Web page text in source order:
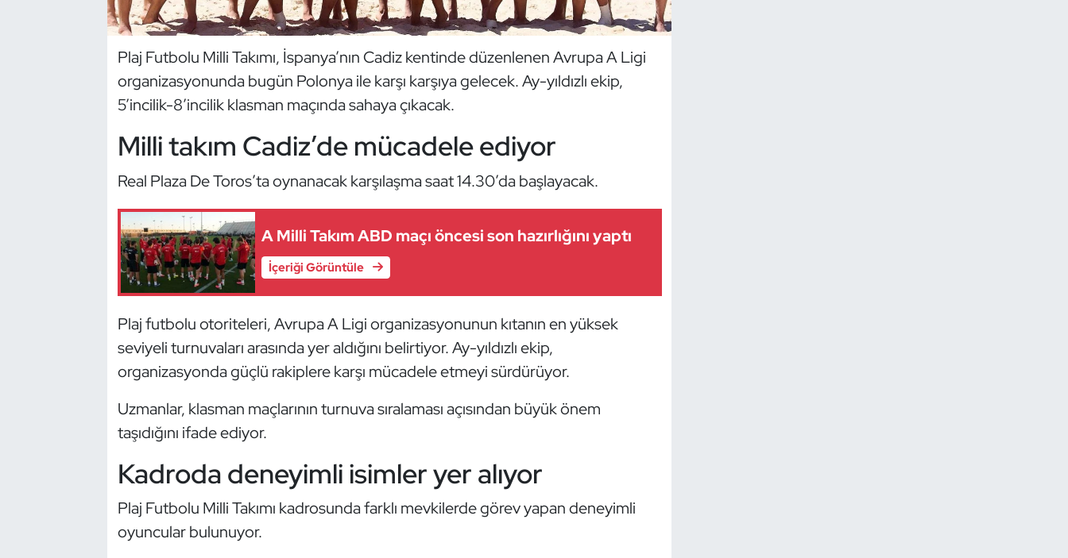
Plaj Futbolu Milli Takımı, İspanya’nın Cadiz kentinde düzenlenen Avrupa A Ligi
organizasyonunda bugün Polonya ile karşı karşıya gelecek. Ay-yıldızlı ekip,
5’incilik-8’incilik klasman maçında sahaya çıkacak.
Milli takım Cadiz’de mücadele ediyor
Real Plaza De Toros’ta oynanacak karşılaşma saat 14.30’da başlayacak.
A Milli Takım ABD maçı öncesi son hazırlığını yaptı
İçeriği Görüntüle
Plaj futbolu otoriteleri, Avrupa A Ligi organizasyonunun kıtanın en yüksek
seviyeli turnuvaları arasında yer aldığını belirtiyor. Ay-yıldızlı ekip,
organizasyonda güçlü rakiplere karşı mücadele etmeyi sürdürüyor.
Uzmanlar, klasman maçlarının turnuva sıralaması açısından büyük önem
taşıdığını ifade ediyor.
Kadroda deneyimli isimler yer alıyor
Plaj Futbolu Milli Takımı kadrosunda farklı mevkilerde görev yapan deneyimli
oyuncular bulunuyor.
İşitme Engelli Sporcular
Judo ve Kuraş
Kano ve Rafting